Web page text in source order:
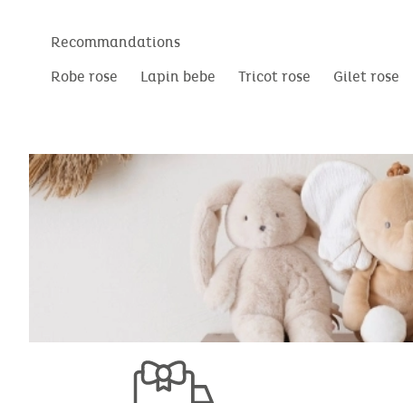
Recommandations
Robe rose
Lapin bebe Tricot rose Gilet rose